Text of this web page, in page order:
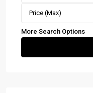
More Search Options